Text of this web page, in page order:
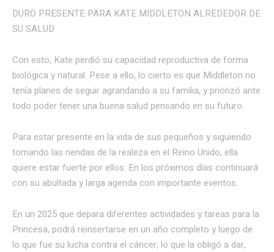
DURO PRESENTE PARA KATE MIDDLETON ALREDEDOR DE
SU SALUD
Con esto, Kate perdió su capacidad reproductiva de forma
biológica y natural. Pese a ello, lo cierto es que Middleton no
tenía planes de seguir agrandando a su familia, y priorizó ante
todo poder tener una buena salud pensando en su futuro.
Para estar presente en la vida de sus pequeños y siguiendo
tomando las riendas de la realeza en el Reino Unido, ella
quiere estar fuerte por ellos. En los próximos días continuará
con su abultada y larga agenda con importante eventos.
En un 2025 que depara diferentes actividades y tareas para la
Princesa, podrá reinsertarse en un año completo y luego de
lo que fue su lucha contra el cáncer, lo que la obligó a dar,